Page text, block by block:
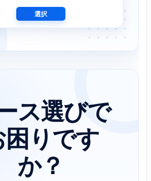
選択
ス選びで
困りです
か？